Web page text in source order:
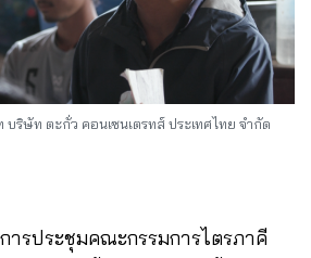
บริษัท ตะกั่ว คอนเซนเตรทส์ ประเทศไทย จำกัด
ารประชุมคณะกรรมการไตรภาคี